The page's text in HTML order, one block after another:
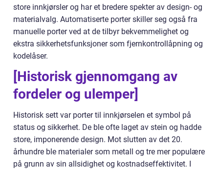
store innkjørsler og har et bredere spekter av design- og
materialvalg. Automatiserte porter skiller seg også fra
manuelle porter ved at de tilbyr bekvemmelighet og
ekstra sikkerhetsfunksjoner som fjernkontrollåpning og
kodelåser.
[Historisk gjennomgang av
fordeler og ulemper]
Historisk sett var porter til innkjørselen et symbol på
status og sikkerhet. De ble ofte laget av stein og hadde
store, imponerende design. Mot slutten av det 20.
århundre ble materialer som metall og tre mer populære
på grunn av sin allsidighet og kostnadseffektivitet. I